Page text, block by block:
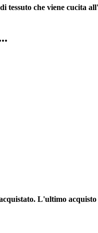
che viene cucita
L'ultimo